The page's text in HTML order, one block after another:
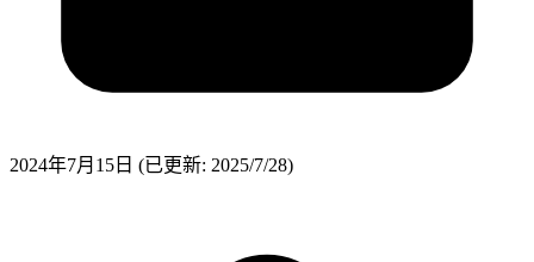
2024年7月15日 (已更新: 2025/7/28)